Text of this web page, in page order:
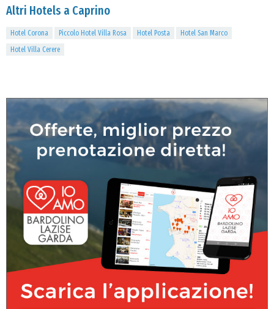
Altri Hotels a Caprino
Hotel Corona Piccolo Hotel Villa Rosa Hotel Posta
Hotel San Marco
Hotel Villa Cerere